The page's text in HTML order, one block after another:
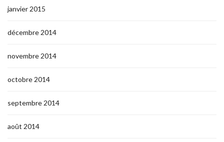
janvier 2015
décembre 2014
novembre 2014
octobre 2014
septembre 2014
août 2014